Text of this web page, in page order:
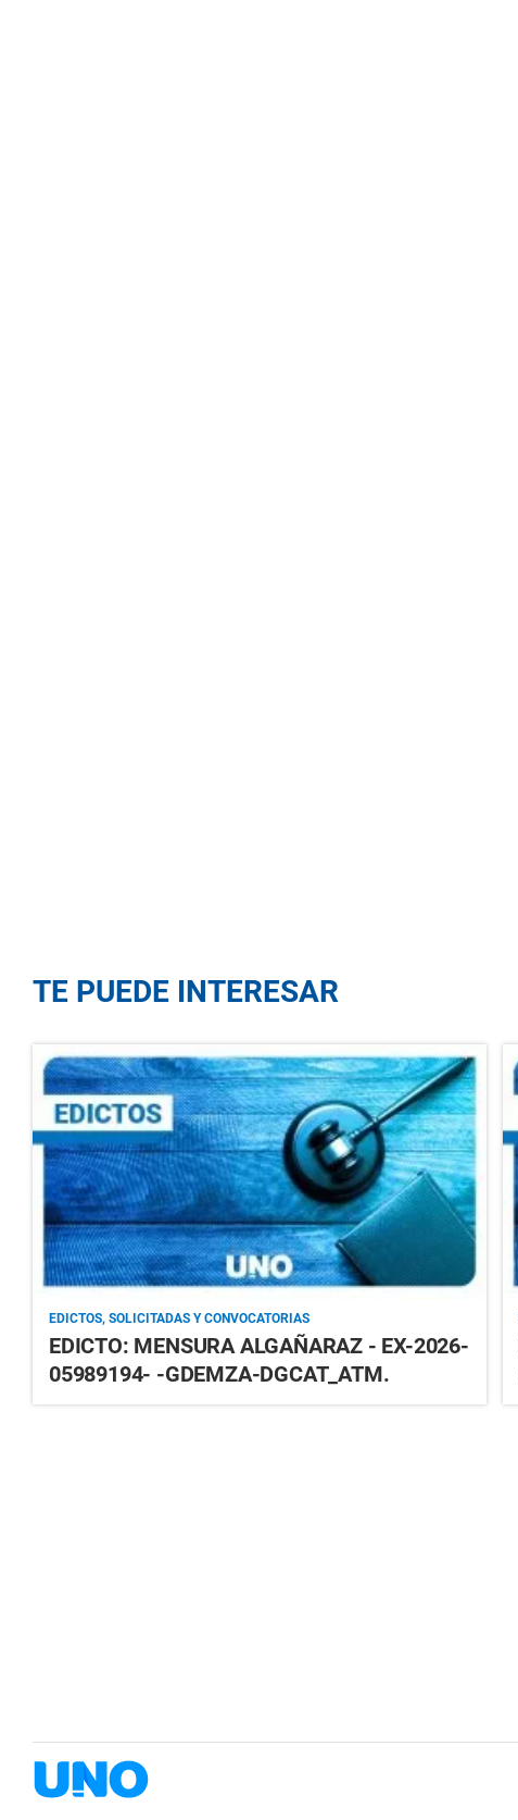
TE PUEDE INTERESAR
EDICTOS, SOLICITADAS Y CONVOCATORIAS
EDICTO: MENSURA ALGAÑARAZ - EX-2026-
05989194- -GDEMZA-DGCAT_ATM.